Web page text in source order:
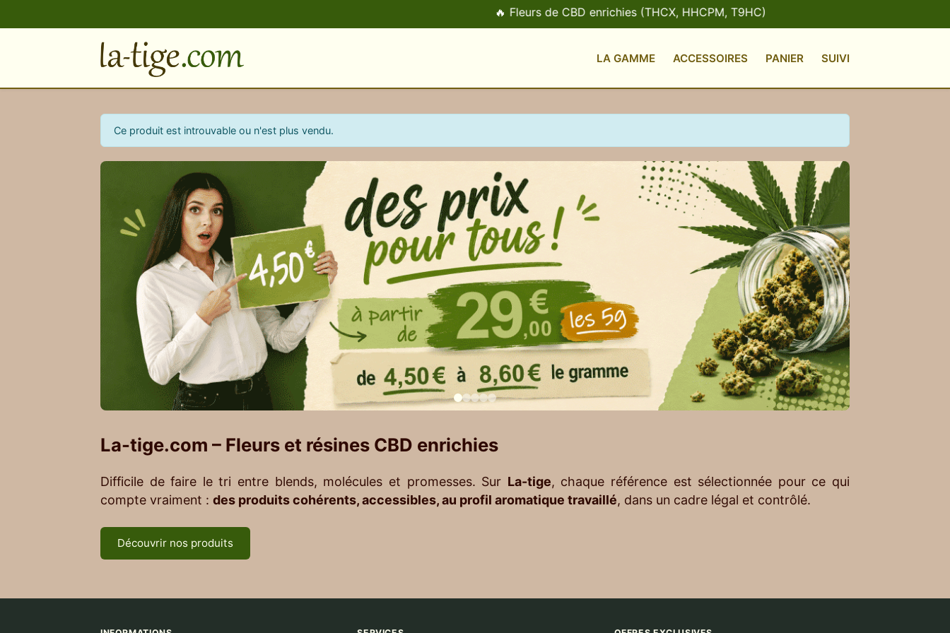
🔥 Fleurs de CBD enrichies (THCX, HHCPM, T9HC)
LA GAMME ACCESSOIRES PANIER SUIVI
Ce produit est introuvable ou n'est plus vendu.
La-tige.com – Fleurs et résines CBD enrichies
Difficile de faire le tri entre blends, molécules et promesses. Sur La-tige, chaque référence est sélectionnée pour ce qui
compte vraiment : des produits cohérents, accessibles, au profil aromatique travaillé, dans un cadre légal et contrôlé.
Découvrir nos produits